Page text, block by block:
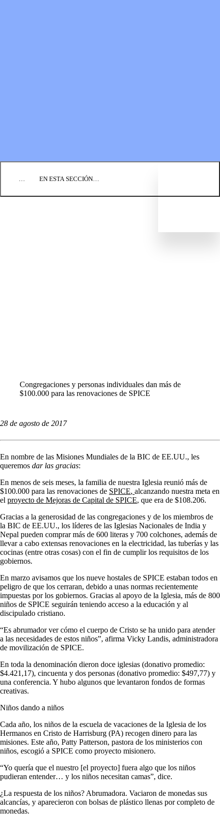
… EN ESTA SECCIÓN…
Congregaciones y personas individuales dan más de
$100.000 para las renovaciones de SPICE
28 de agosto de 2017
En nombre de las Misiones Mundiales de la BIC de EE.UU., les
queremos dar las gracias:
En menos de seis meses, la familia de nuestra Iglesia reunió más de
$100.000 para las renovaciones de SPICE, alcanzando nuestra meta en
el proyecto de Mejoras de Capital de SPICE, que era de $108.206.
Gracias a la generosidad de las congregaciones y de los miembros de
la BIC de EE.UU., los líderes de las Iglesias Nacionales de India y
Nepal pueden comprar más de 600 literas y 700 colchones, además de
llevar a cabo extensas renovaciones en la electricidad, las tuberías y las
cocinas (entre otras cosas) con el fin de cumplir los requisitos de los
gobiernos.
En marzo avisamos que los nueve hostales de SPICE estaban todos en
peligro de que los cerraran, debido a unas normas recientemente
impuestas por los gobiernos. Gracias al apoyo de la Iglesia, más de 800
niños de SPICE seguirán teniendo acceso a la educación y al
discipulado cristiano.
“Es abrumador ver cómo el cuerpo de Cristo se ha unido para atender
a las necesidades de estos niños”, afirma Vicky Landis, administradora
de movilización de SPICE.
En toda la denominación dieron doce iglesias (donativo promedio:
$4.421,17), cincuenta y dos personas (donativo promedio: $497,77) y
una conferencia. Y hubo algunos que levantaron fondos de formas
creativas.
Niños dando a niños
Cada año, los niños de la escuela de vacaciones de la Iglesia de los
Hermanos en Cristo de Harrisburg (PA) recogen dinero para las
misiones. Este año, Patty Patterson, pastora de los ministerios con
niños, escogió a SPICE como proyecto misionero.
“Yo quería que el nuestro [el proyecto] fuera algo que los niños
pudieran entender… y los niños necesitan camas”, dice.
¿La respuesta de los niños? Abrumadora. Vaciaron de monedas sus
alcancías, y aparecieron con bolsas de plástico llenas por completo de
monedas.